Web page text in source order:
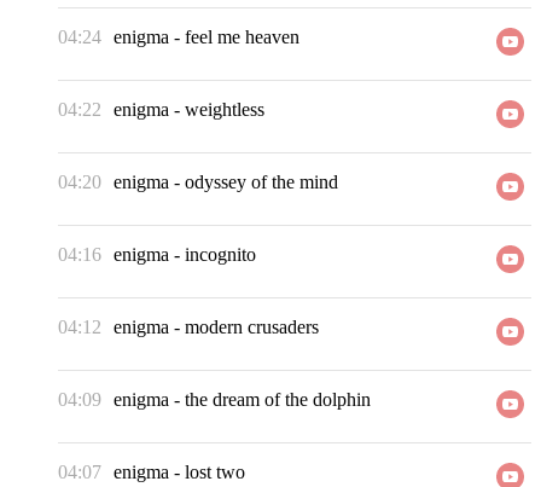
04:24 enigma - feel me heaven
04:22 enigma - weightless
04:20 enigma - odyssey of the mind
04:16 enigma - incognito
04:12 enigma - modern crusaders
04:09 enigma - the dream of the dolphin
04:07 enigma - lost two